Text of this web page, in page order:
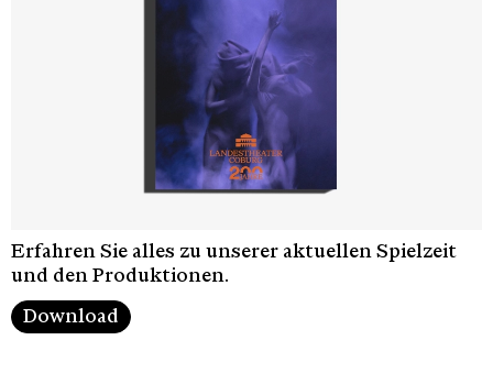
Erfahren Sie alles zu unserer aktuellen Spielzeit
und den Produktionen.
Download